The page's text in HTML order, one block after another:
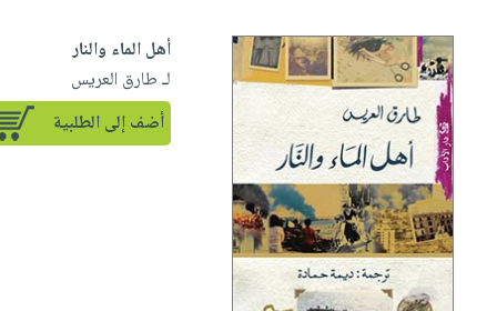
أهل الماء والنار
لـ طارق العريس
أضف إلى الطلبية